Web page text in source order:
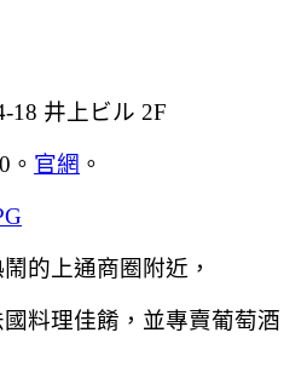
18 井上ビル 2F
。 官網 。
的上通商圈附近，
料理佳餚，並專賣葡萄酒